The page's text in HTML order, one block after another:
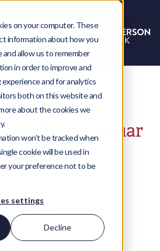
on your computer. These
information about how you
allow us to remember
in order to improve and
and for analytics
both on this website and
about the cookies we
won’t be tracked when
cookie will be used in
your preference not to be
settings
Decline
Januar
Twitter